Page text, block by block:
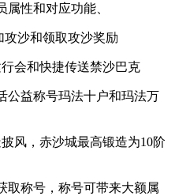
性和对应功能、
攻沙和领取攻沙奖励
会和快捷传送禁沙巴克
益称号玛法十户和玛法万
，赤沙城最高锻造为10阶
称号，称号可带来大额属